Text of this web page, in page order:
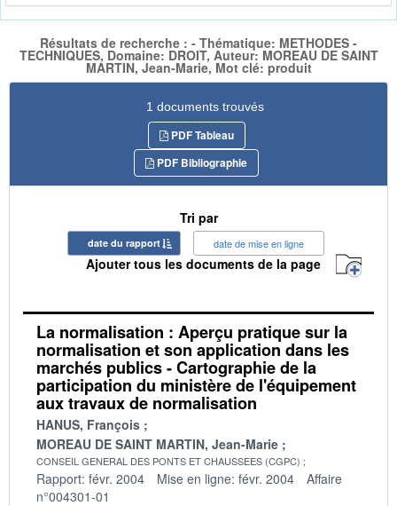
Résultats de recherche : - Thématique: METHODES -
TECHNIQUES, Domaine: DROIT, Auteur: MOREAU DE SAINT
MARTIN, Jean-Marie, Mot clé: produit
1 documents trouvés
PDF Tableau
PDF Bibliographie
Tri par
date du rapport date de mise en ligne
Ajouter tous les documents de la page
La normalisation : Aperçu pratique sur la
normalisation et son application dans les
marchés publics - Cartographie de la
participation du ministère de l'équipement
aux travaux de normalisation
HANUS, François
MOREAU DE SAINT MARTIN, Jean-Marie
CONSEIL GENERAL DES PONTS ET CHAUSSEES (CGPC)
Rapport: févr. 2004 Mise en ligne: févr. 2004
Affaire
n°004301-01